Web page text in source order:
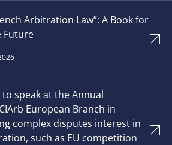
Arbitration Law”: A Book for
Future
speak at the Annual
European Branch in
complex disputes interest in
such as EU competition